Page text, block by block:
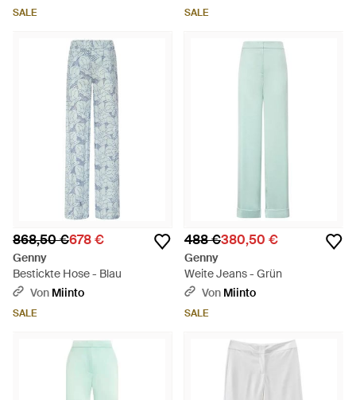
SALE SALE
868,50 €678 €
Genny
Bestickte Hose - Blau
Von Miinto
SALE
488 €380,50 €
Genny
Weite Jeans - Grün
Von Miinto
SALE